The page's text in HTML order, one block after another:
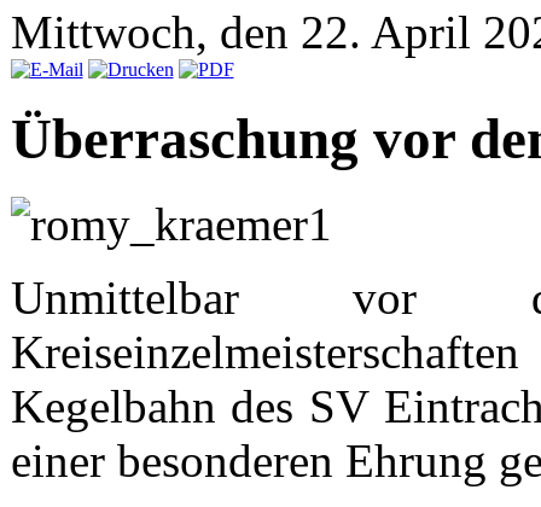
Mittwoch, den 22. April
Überraschung vor
Unmittelbar
Kegelbahn des SV
einer besonderen Ehrung